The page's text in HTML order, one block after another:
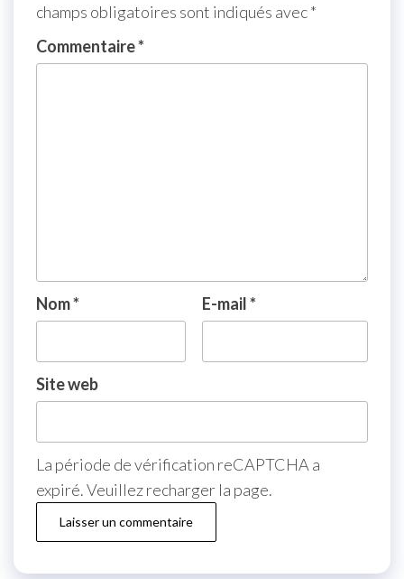
champs obligatoires sont indiqués avec*
Commentaire*
Nom* E-mail*
Site web
La période de vérification reCAPTCHA a
expiré. Veuillez recharger la page.